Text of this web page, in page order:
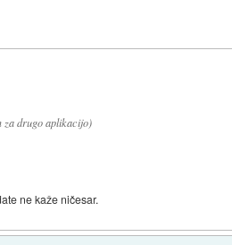
za drugo aplikacijo)
ne kaže ničesar.